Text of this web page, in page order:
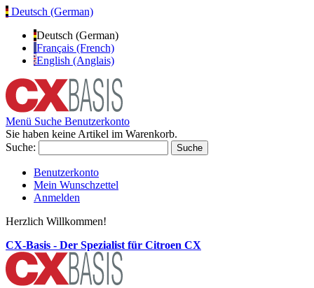
Deutsch (German)
Deutsch (German)
Français (French)
English (Anglais)
Menü Suche Benutzerkonto
Sie haben keine Artikel im Warenkorb.
Suche:
Suche
Benutzerkonto
Mein Wunschzettel
Anmelden
Herzlich Willkommen!
CX-Basis - Der Spezialist für Citroen CX